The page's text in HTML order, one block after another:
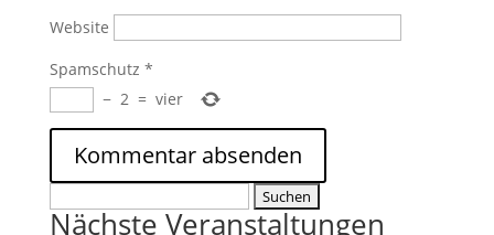
Website
Spamschutz *
− 2 = vier
nach:
Nächste Veranstaltungen